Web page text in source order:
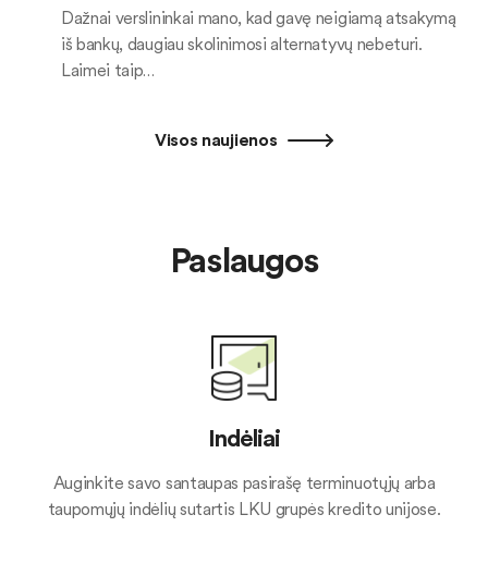
Dažnai verslininkai mano, kad gavę neigiamą atsakymą
iš bankų, daugiau skolinimosi alternatyvų nebeturi.
Laimei taip…
Visos naujienos
Paslaugos
Indėliai
Auginkite savo santaupas pasirašę terminuotųjų arba
taupomųjų indėlių sutartis LKU grupės kredito unijose.